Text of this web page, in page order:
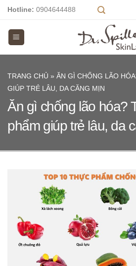
Skip
content
Hotline: 0904644488
TRANG CHỦ » ĂN GÌ CHỐNG LÃO
GIÚP TRẺ LÂU, DA CĂNG MỊN
Ăn gì chống lão hóa?
phẩm giúp trẻ lâu, da